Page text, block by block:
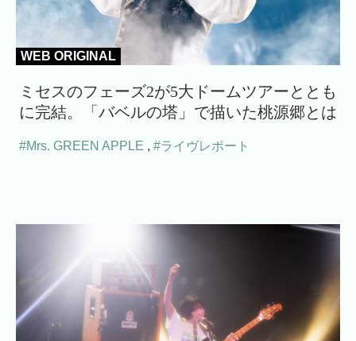
WEB ORIGINAL
ミセスのフェーズ2が5大ドームツアーととも
に完結。「バベルの塔」で描いた桃源郷とは
#Mrs. GREEN APPLE , #ライヴレポート